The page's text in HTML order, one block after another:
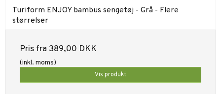
Turiform ENJOY bambus sengetøj - Grå - Flere
størrelser
Pris fra 389,00 DKK
(inkl. moms)
Vis produkt